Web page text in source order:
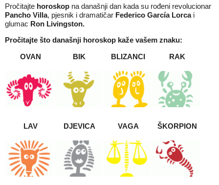
Pročitajte horoskop na današnji dan kada su rođeni revolucionar
Pancho Villa, pjesnik i dramatičar Federico García Lorca i
glumac Ron Livingston.
Pročitajte što današnji horoskop kaže vašem znaku:
OVAN
BIK BLIZANCI RAK
LAV DJEVICA VAGA ŠKORPION